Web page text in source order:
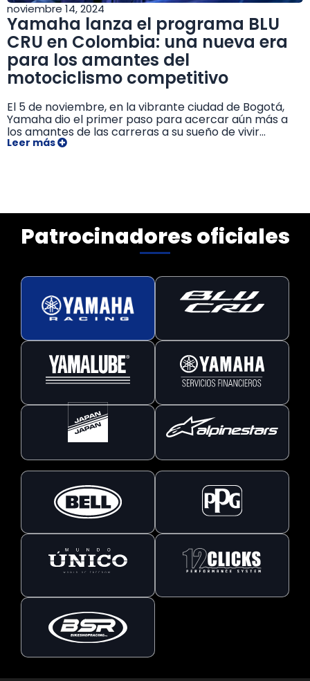
noviembre 14, 2024
Yamaha lanza el programa BLU
CRU en Colombia: una nueva era
para los amantes del
motociclismo competitivo
El 5 de noviembre, en la vibrante ciudad de Bogotá,
Yamaha dio el primer paso para acercar aún más a
los amantes de las carreras a su sueño de vivir...
Leer más
Patrocinadores oficiales